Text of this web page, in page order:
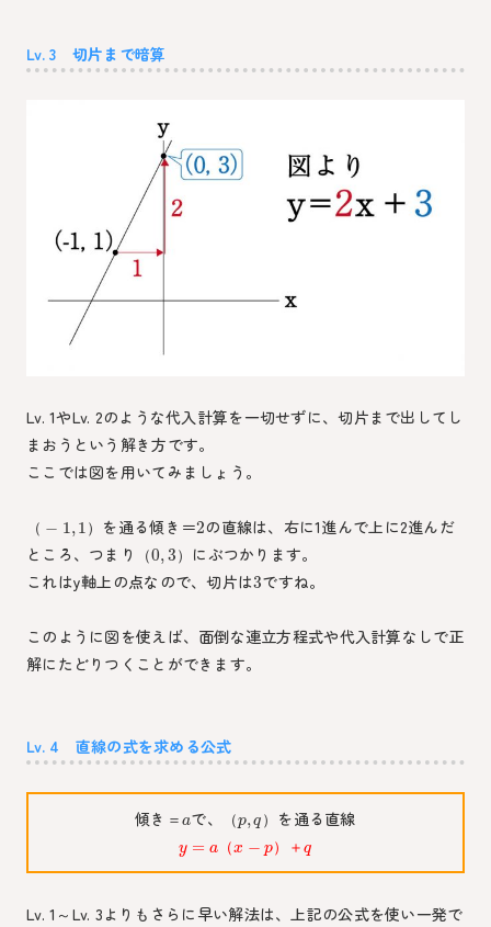
Lv. 3 切片まで暗算
Lv. 1やLv. 2のような代入計算を一切せずに、切片まで出してし
まおうという解き方です。
ここでは図を用いてみましょう。
（ − 1,1 ） を通る傾き＝2の直線は、右に1進んで上に2進んだ
ところ、つまり
（0,3 ）
にぶつかります。
これはy軸上の点なので、切片は3ですね。
このように図を使えば、面倒な連立方程式や代入計算なしで正
解にたどりつくことができます。
Lv. 4 直線の式を求める公式
傾き ＝ aで、 （p,q ） を通る直線
y = a （x − p） ＋q
Lv. 1～Lv. 3よりもさらに早い解法は、上記の公式を使い一発で